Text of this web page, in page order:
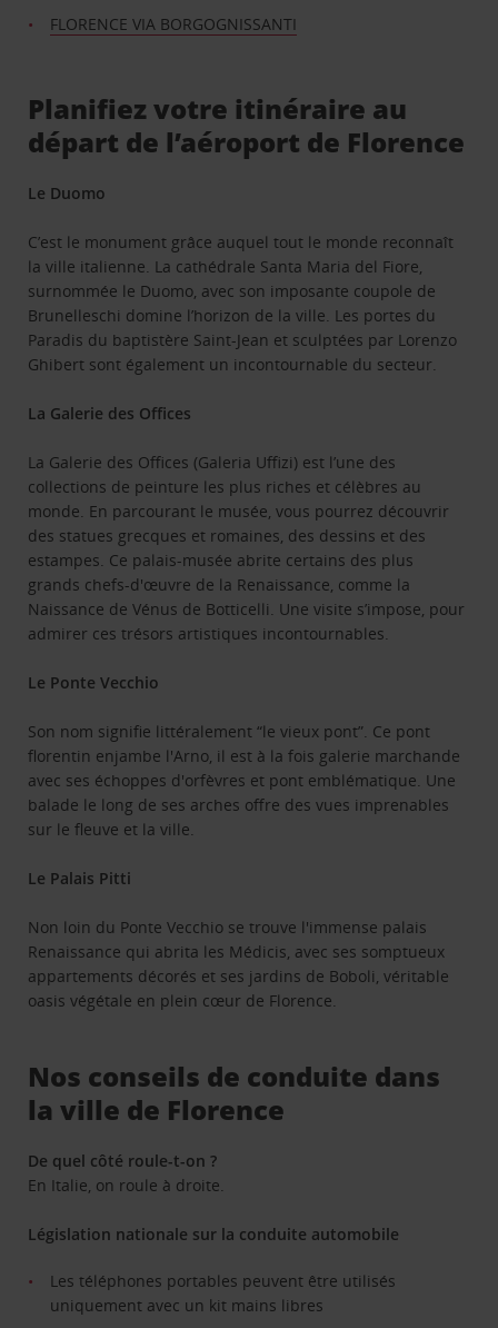
FLORENCE VIA BORGOGNISSANTI
Planifiez votre itinéraire au
départ de l’aéroport de Florence
Le Duomo
C’est le monument grâce auquel tout le monde reconnaît
la ville italienne. La cathédrale Santa Maria del Fiore,
surnommée le Duomo, avec son imposante coupole de
Brunelleschi domine l’horizon de la ville. Les portes du
Paradis du baptistère Saint-Jean et sculptées par Lorenzo
Ghibert sont également un incontournable du secteur.
La Galerie des Offices
La Galerie des Offices (Galeria Uffizi) est l’une des
collections de peinture les plus riches et célèbres au
monde. En parcourant le musée, vous pourrez découvrir
des statues grecques et romaines, des dessins et des
estampes. Ce palais-musée abrite certains des plus
grands chefs-d'œuvre de la Renaissance, comme la
Naissance de Vénus de Botticelli. Une visite s’impose, pour
admirer ces trésors artistiques incontournables.
Le Ponte Vecchio
Son nom signifie littéralement “le vieux pont”. Ce pont
florentin enjambe l'Arno, il est à la fois galerie marchande
avec ses échoppes d'orfèvres et pont emblématique. Une
balade le long de ses arches offre des vues imprenables
sur le fleuve et la ville.
Le Palais Pitti
Non loin du Ponte Vecchio se trouve l'immense palais
Renaissance qui abrita les Médicis, avec ses somptueux
appartements décorés et ses jardins de Boboli, véritable
oasis végétale en plein cœur de Florence.
Nos conseils de conduite dans
la ville de Florence
De quel côté roule-t-on ?
En Italie, on roule à droite.
Législation nationale sur la conduite automobile
Les téléphones portables peuvent être utilisés
uniquement avec un kit mains libres